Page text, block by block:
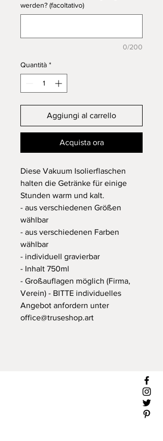
werden? (facoltativo)
0/200
Quantità *
Aggiungi al carrello
Acquista ora
Diese Vakuum Isolierflaschen
halten die Getränke für einige
Stunden warm und kalt.
- aus verschiedenen Größen
wählbar
- aus verschiedenen Farben
wählbar
- individuell gravierbar
- Inhalt 750ml
- Großauflagen möglich (Firma,
Verein) - BITTE individuelles
Angebot anfordern unter
office@truseshop.art